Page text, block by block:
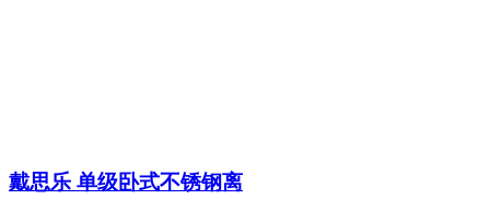
戴思乐 单级卧式不锈钢离